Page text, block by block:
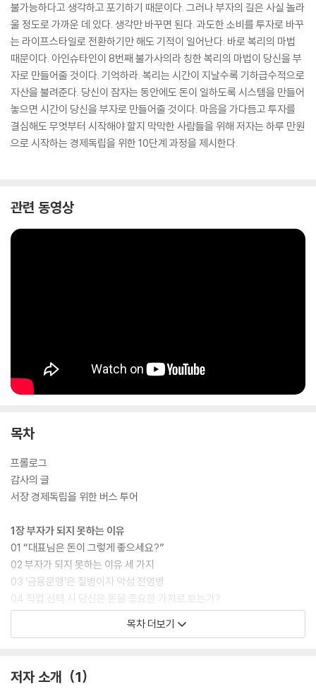
불가능하다고 생각하고 포기하기 때문이다. 그러나 부자의 길은 사실 놀라
울 정도로 가까운 데 있다. 생각만 바꾸면 된다. 과도한 소비를 투자로 바꾸
는 라이프스타일로 전환하기만 해도 기적이 일어난다. 바로 복리의 마법
때문이다. 아인슈타인이 8번째 불가사의라 칭한 복리의 마법이 당신을 부
자로 만들어줄 것이다. 기억하라. 복리는 시간이 지날수록 기하급수적으로
자산을 불려준다. 당신이 잠자는 동안에도 돈이 일하도록 시스템을 만들어
놓으면 시간이 당신을 부자로 만들어줄 것이다. 마음을 가다듬고 투자를
결심해도 무엇부터 시작해야 할지 막막한 사람들을 위해 저자는 하루 만원
으로 시작하는 경제독립을 위한 10단계 과정을 제시한다.
관련 동영상
목차
프롤로그
감사의 글
서장 경제독립을 위한 버스 투어
1장 부자가 되지 못하는 이유
01 “대표님은 돈이 그렇게 좋으세요?”
02 부자가 되지 못하는 이유 세 가지
03 ‘금융문맹’은 질병이자 악성 전염병
04 직업 선택 시 당신은 돈을 중요한 가치로 보는가?
05 원금보장의 늪
06 부동산에 대한 집착, 일본의 잃어버린 30년에서 배워라
2장 돈을 위해 일하지 말고 반드시 돈이 당신을 위해 일하게 해라
목차 더보기
저자 소개 1